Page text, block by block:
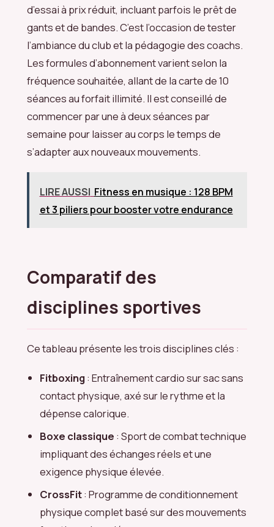
d’essai à prix réduit, incluant parfois le prêt de
gants et de bandes. C’est l’occasion de tester
l’ambiance du club et la pédagogie des coachs.
Les formules d’abonnement varient selon la
fréquence souhaitée, allant de la carte de 10
séances au forfait illimité. Il est conseillé de
commencer par une à deux séances par
semaine pour laisser au corps le temps de
s’adapter aux nouveaux mouvements.
LIRE AUSSI Fitness en musique : 128 BPM
et 3 piliers pour booster votre endurance
Comparatif des
disciplines sportives
Ce tableau présente les trois disciplines clés :
Fitboxing: Entraînement cardio sur sac sans
contact physique, axé sur le rythme et la
dépense calorique.
Boxe classique : Sport de combat technique
impliquant des échanges réels et une
exigence physique élevée.
CrossFit: Programme de conditionnement
physique complet basé sur des mouvements